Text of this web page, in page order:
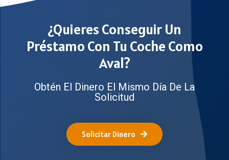
¿Quieres Conseguir Un
Préstamo Con Tu Coche Como
Aval?
Obtén El Dinero El Mismo Día De La
Solicitud
Solicitar Dinero